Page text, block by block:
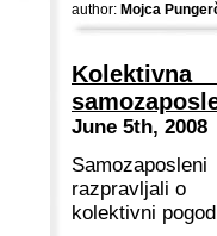
author: Mojca
June 5th, 2008
razpravljali o
kolektivni